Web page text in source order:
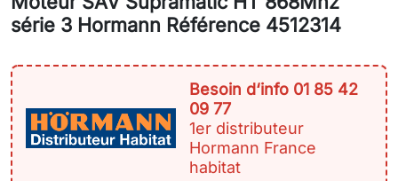
série 3 Hormann Référence 4512314
Besoin d‘info 01 85 42
09 77
1er distributeur
Hormann France
habitat